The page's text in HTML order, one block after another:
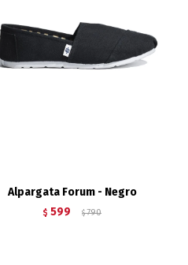
Alpargata Forum - Negro
$ 599 $ 790